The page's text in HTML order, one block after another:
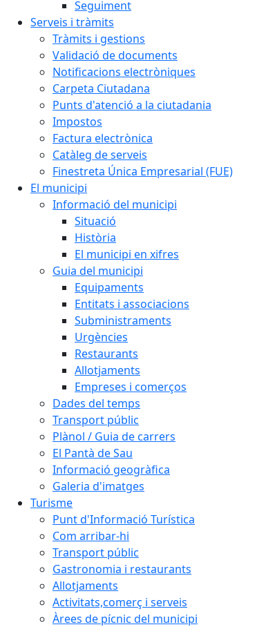
Seguiment
Serveis i tràmits
Tràmits i gestions
Validació de documents
Notificacions electròniques
Carpeta Ciutadana
Punts d'atenció a la ciutadania
Impostos
Factura electrònica
Catàleg de serveis
Finestreta Única Empresarial (FUE)
El municipi
Informació del municipi
Situació
Història
El municipi en xifres
Guia del municipi
Equipaments
Entitats i associacions
Subministraments
Urgències
Restaurants
Allotjaments
Empreses i comerços
Dades del temps
Transport públic
Plànol / Guia de carrers
El Pantà de Sau
Informació geogràfica
Galeria d'imatges
Turisme
Punt d'Informació Turística
Com arribar-hi
Transport públic
Gastronomia i restaurants
Allotjaments
Activitats,comerç i serveis
Àrees de pícnic del municipi